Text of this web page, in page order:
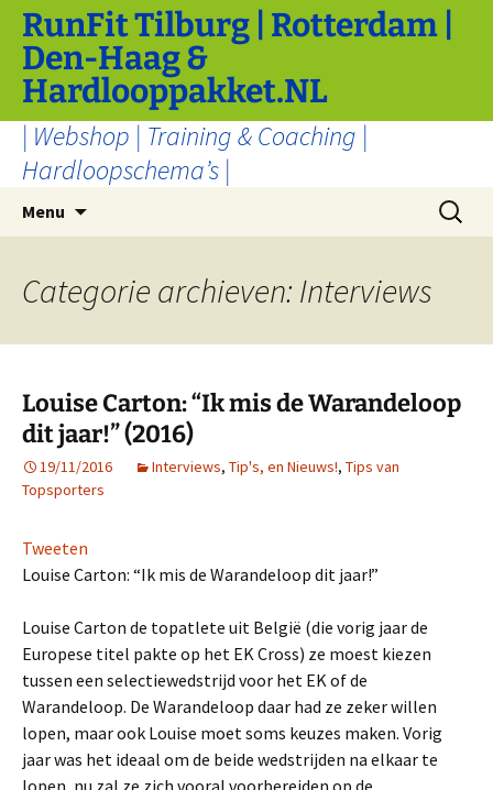
naar
inhoud
RunFit Tilburg | Rotterdam |
Den-Haag &
Hardlooppakket.NL
| Webshop | Training & Coaching |
Hardloopschema’s |
Menu
Zoeken
naar:
Categorie archieven: Interviews
Louise Carton: “Ik mis de Warandeloop
dit jaar!” (2016)
19/11/2016 Interviews, Tip's, en Nieuws!, Tips van
Topsporters
Tweeten
Louise Carton: “Ik mis de Warandeloop dit jaar!”
Louise Carton de topatlete uit België (die vorig jaar de
Europese titel pakte op het EK Cross) ze moest kiezen
tussen een selectiewedstrijd voor het EK of de
Warandeloop. De Warandeloop daar had ze zeker willen
lopen, maar ook Louise moet soms keuzes maken. Vorig
jaar was het ideaal om de beide wedstrijden na elkaar te
lopen, nu zal ze zich vooral voorbereiden op de